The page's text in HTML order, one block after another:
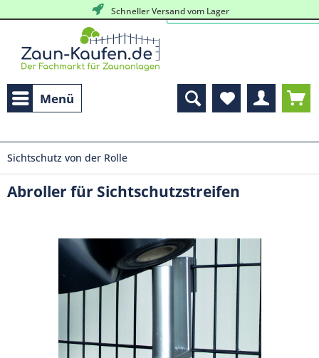
Schneller Versand vom Lager
Menü
Sichtschutz von der Rolle
Abroller für Sichtschutzstreifen